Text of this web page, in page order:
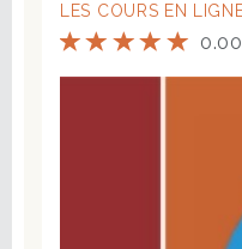
LES COURS EN